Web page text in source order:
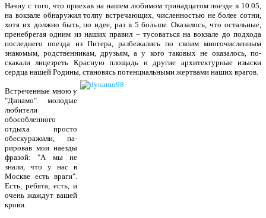
Начну с того, что приехав на нашем любимом тринадцатом поезде в 10.05,
на вокзале обнаружил толпу встречающих, численностью не более сотни,
хотя их должно быть, по идее, раз в 5 больше. Оказалось, что остальные,
пренебрегая одним из наших правил – тусоваться на вокзале до подхода
последнего поезда из Питера, разбежались по своим многочисленным
знакомым, родственникам, дру­зьям, а у кого таковых не оказалось, по­
скакали лицезреть Красную площадь и другие архитектурные изыски
сердца на­шей Родины, становясь потенциальными жертвами наших врагов.
Встреченные мною у
"Динамо" молодые
любите­ли
обособленного
отдыха просто
обескуражили, па­
рировав мои наез­ды
фразой: "А мы не
знали, что у нас в
Москве есть вра­ги".
Есть, ребята, есть, и
очень жаж­дут вашей
крови.